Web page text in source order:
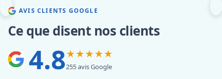
AVIS CLIENTS GOOGLE
Ce que disent nos clients
4.8★★★★★
255 avis Google